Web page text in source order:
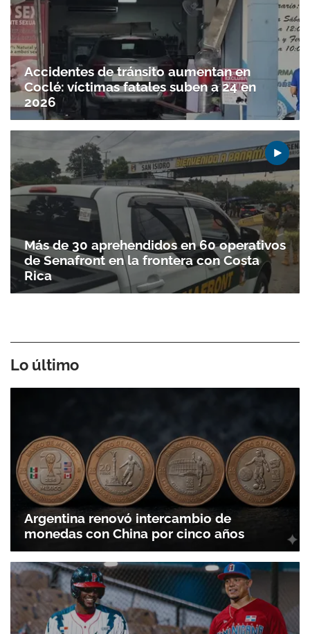
Accidentes de tránsito aumentan en
Coclé: víctimas fatales suben a 24 en
2026
Más de 30 aprehendidos en 60 operativos
de Senafront en la frontera con Costa
Rica
Lo último
Argentina renovó intercambio de
monedas con China por cinco años